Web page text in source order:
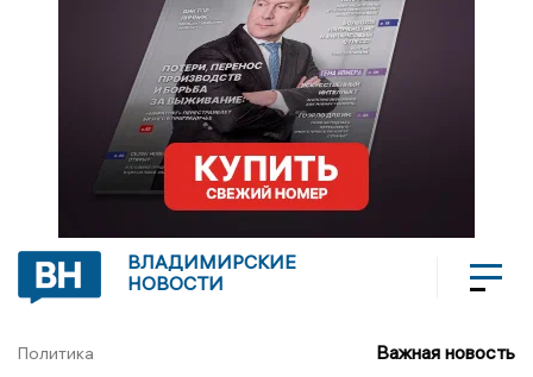
ВЛАДИМИРСКИЕ
НОВОСТИ
Политика Важная новость